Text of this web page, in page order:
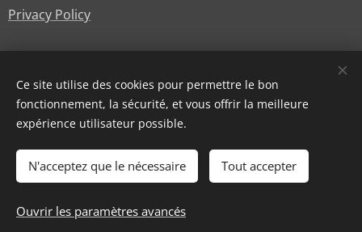
Épuisé
Privacy Policy
© Lesstylesdoree Cookies
Ce site utilise des cookies pour permettre le bon
fonctionnement, la sécurité, et vous offrir la meilleure
expérience utilisateur possible.
N'acceptez que le nécessaire Tout accepter
Ouvrir les paramètres avancés